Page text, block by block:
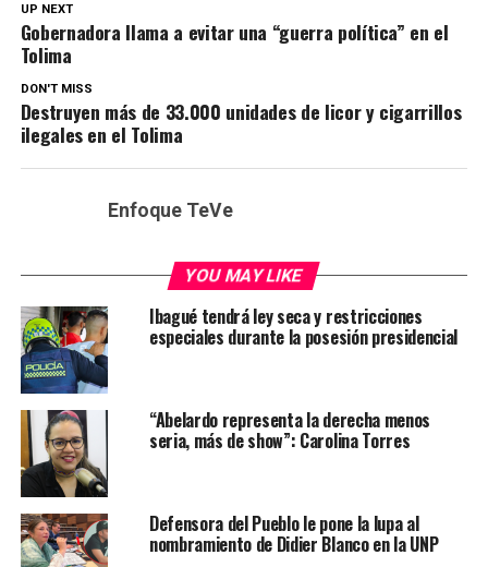
UP NEXT
Gobernadora llama a evitar una “guerra política” en el
Tolima
DON'T MISS
Destruyen más de 33.000 unidades de licor y cigarrillos
ilegales en el Tolima
Enfoque TeVe
YOU MAY LIKE
Ibagué tendrá ley seca y restricciones
especiales durante la posesión presidencial
“Abelardo representa la derecha menos
seria, más de show”: Carolina Torres
Defensora del Pueblo le pone la lupa al
nombramiento de Didier Blanco en la UNP